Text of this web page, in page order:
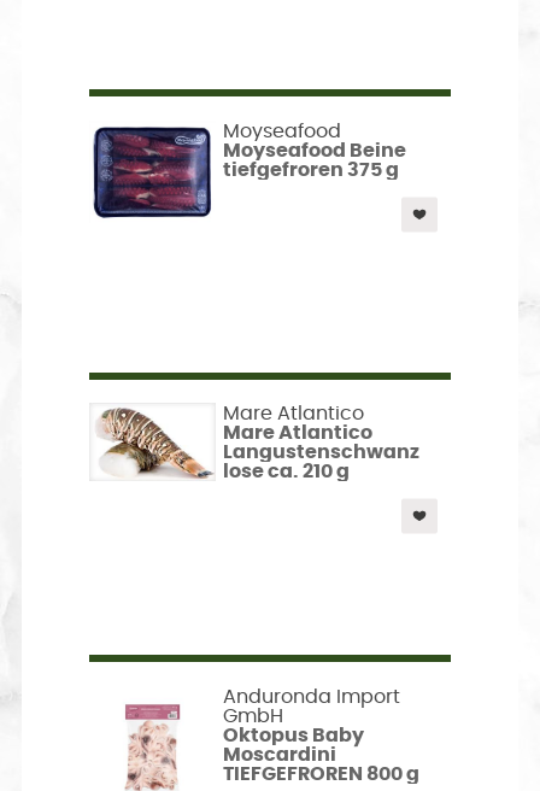
Moyseafood
Moyseafood Beine
tiefgefroren 375 g
Mare Atlantico
Mare Atlantico
Langustenschwanz
lose ca. 210 g
Anduronda Import
GmbH
Oktopus Baby
Moscardini
TIEFGEFROREN 800 g